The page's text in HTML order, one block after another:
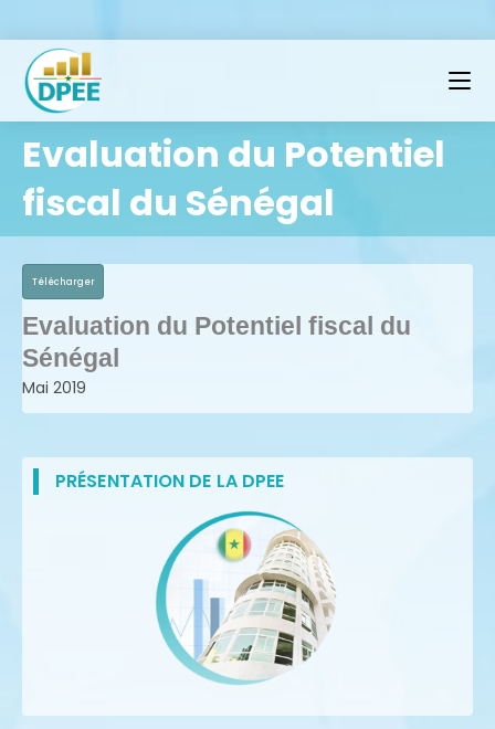
Evaluation du Potentiel
fiscal du Sénégal
Télécharger
Evaluation du Potentiel fiscal du
Sénégal
Mai 2019
PRÉSENTATION DE LA DPEE